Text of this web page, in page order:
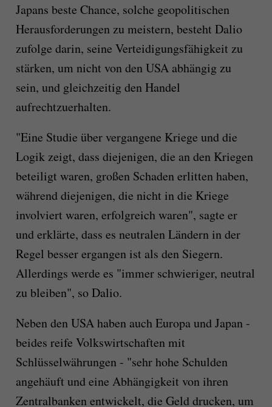
Japans beste Chance, solche geopolitischen
Herausforderungen zu meistern, besteht Dalio
zufolge darin, seine Verteidigungsfähigkeit zu
stärken, um nicht von den USA abhängig zu
sein, und gleichzeitig den Handel
aufrechtzuerhalten.
"Eine Studie über vergangene Kriege und die
Logik zeigt, dass diejenigen, die an den Kriegen
beteiligt waren, großen Schaden erlitten haben,
während diejenigen, die nicht in die Kriege
involviert waren, erfolgreich waren", sagte er
und erklärte, dass es neutralen Ländern in der
Regel besser ergangen ist als den Siegern.
Allerdings werde es "immer schwieriger, neutral
zu bleiben", so Dalio.
Neben den USA haben auch Europa und Japan -
beides reife Volkswirtschaften mit
Schlüsselwährungen - "sehr hohe Schulden
angehäuft und eine Abhängigkeit von ihren
Zentralbanken entwickelt, die Geld drucken, um